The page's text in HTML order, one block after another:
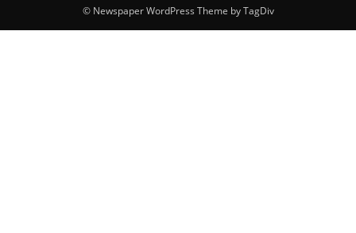
© Newspaper WordPress Theme by TagDiv